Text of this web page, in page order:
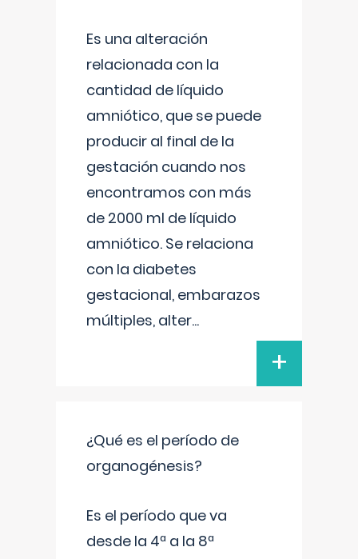
Es una alteración
relacionada con la
cantidad de líquido
amniótico, que se puede
producir al final de la
gestación cuando nos
encontramos con más
de 2000 ml de líquido
amniótico. Se relaciona
con la diabetes
gestacional, embarazos
múltiples, alter...
+
¿Qué es el período de
organogénesis?
Es el período que va
desde la 4ª a la 8ª